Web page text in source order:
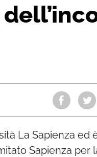
La Sapienza ed
Sapienza per